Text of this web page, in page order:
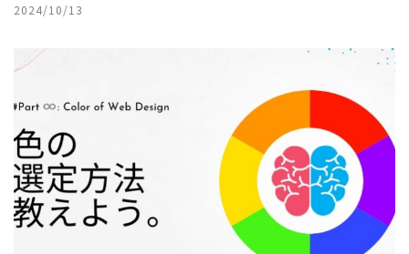
2024/10/13